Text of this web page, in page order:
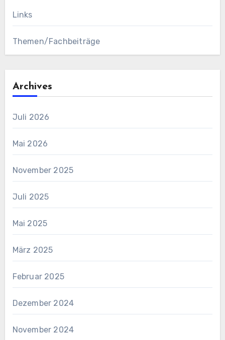
Links
Themen/Fachbeiträge
Archives
Juli 2026
Mai 2026
November 2025
Juli 2025
Mai 2025
März 2025
Februar 2025
Dezember 2024
November 2024